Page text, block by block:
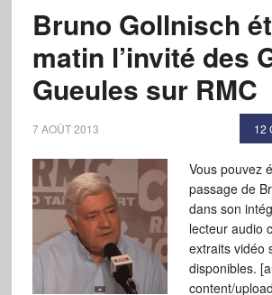
Bruno Gollnisch
matin l’invité des
Gueules sur RMC
7 AOÛT 2013 12
Vous pouvez
passage de
dans son
lecteur audio
extraits vidéo
disponibles.
content/